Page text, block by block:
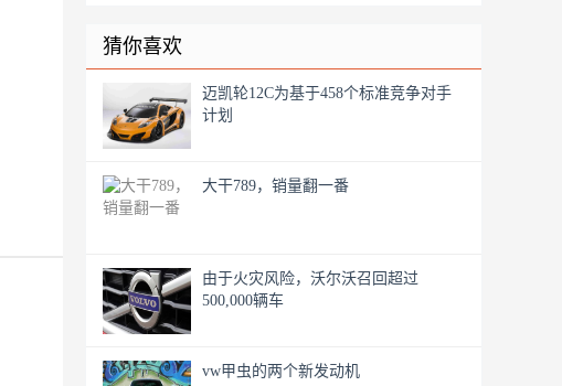
猜你喜欢
迈凯轮12C为基于458个标准竞争对手
计划
大干789，销量翻一番
由于火灾风险，沃尔沃召回超过
500,000辆车
vw甲虫的两个新发动机